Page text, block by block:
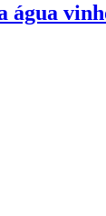
água